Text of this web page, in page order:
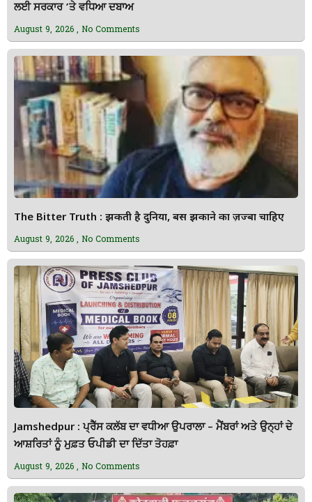
ਲਈ ਸਰਕਾਰ ’ਤੇ ਵਧਿਆ ਦਬਾਅ
August 9, 2026 No Comments
The Bitter Truth : झुकती है दुनिया, बस झुकाने का ज़ज्बा चाहिए
August 9, 2026 No Comments
Jamshedpur : ਪ੍ਰੈੱਸ ਕਲੱਬ ਦਾ ਵਧੀਆ ਉਪਰਾਲਾ – ਮੈਂਬਰਾਂ ਅਤੇ ਉਨ੍ਹਾਂ ਦੇ
ਆਸ਼ਰਿਤਾਂ ਨੂੰ ਮੁਫ਼ਤ ਓਪੀਡੀ ਦਾ ਦਿੱਤਾ ਤੋਹਫ਼ਾ
August 9, 2026 No Comments